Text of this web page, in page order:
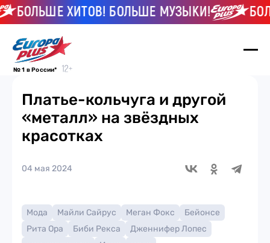
ХИТОВ! БОЛЬШЕ МУЗЫКИ!
№ 1 в России*
Платье-кольчуга и другой
«металл» на звёздных
красотках
04 мая 2024
Мода Майли Сайрус Меган Фокс
Бейонсе
Рита Ора
Биби Рекса
Дженнифер Лопес